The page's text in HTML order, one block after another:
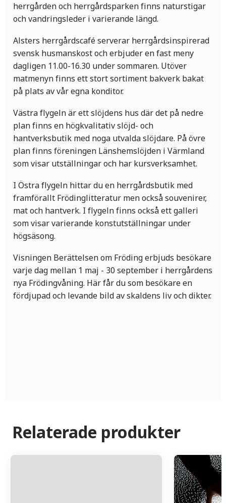
herrgården och herrgårdsparken finns naturstigar
och vandringsleder i varierande längd.
Alsters herrgårdscafé serverar herrgårdsinspirerad
svensk husmanskost och erbjuder en fast meny
dagligen 11.00-16.30 under sommaren. Utöver
matmenyn finns ett stort sortiment bakverk bakat
på plats av vår egna konditor.
Västra flygeln är ett slöjdens hus där det på nedre
plan finns en högkvalitativ slöjd- och
hantverksbutik med noga utvalda slöjdare. På övre
plan finns föreningen Länshemslöjden i Värmland
som visar utställningar och har kursverksamhet.
I Östra flygeln hittar du en herrgårdsbutik med
framförallt Frödinglitteratur men också souvenirer,
mat och hantverk. I flygeln finns också ett galleri
som visar varierande konstutställningar under
högsäsong.
Visningen Berättelsen om Fröding erbjuds besökare
varje dag mellan 1 maj - 30 september i herrgårdens
nya Frödingvåning. Här får du som besökare en
fördjupad och levande bild av skaldens liv och dikter.
Relaterade produkter